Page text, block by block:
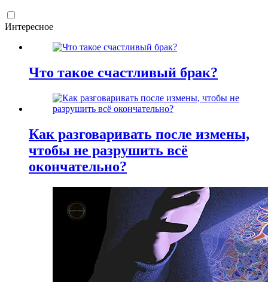
Интересное
Что такое счастливый брак?
Как разговаривать после измены,
чтобы не разрушить всё
окончательно?